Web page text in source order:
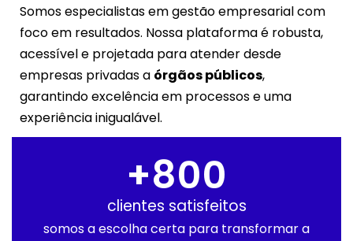
Somos especialistas em gestão empresarial com
foco em resultados. Nossa plataforma é robusta,
acessível e projetada para atender desde
empresas privadas a órgãos públicos,
garantindo excelência em processos e uma
experiência inigualável.
clientes satisfeitos
+800
somos a escolha certa para transformar a